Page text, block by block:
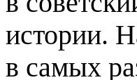
истории.
в самых